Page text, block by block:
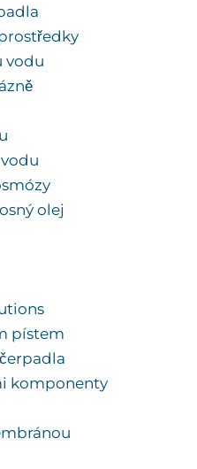
vodu
olej
pístem
komponenty